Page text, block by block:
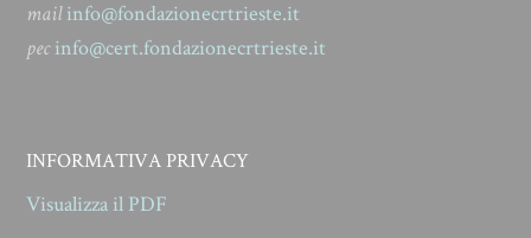
mailinfo@fondazionecrtrieste.it
pecinfo@cert.fondazionecrtrieste.it
INFORMATIVA PRIVACY
Visualizza il PDF